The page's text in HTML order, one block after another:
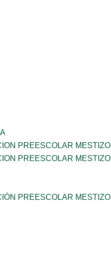
PREESCOLAR MESTIZO
PREESCOLAR MESTIZO
PREESCOLAR MESTIZO